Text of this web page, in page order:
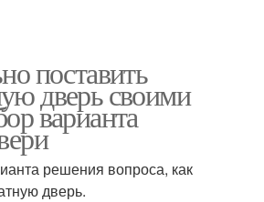
поставить
дверь своими
варианта
решения вопроса, как
дверь.